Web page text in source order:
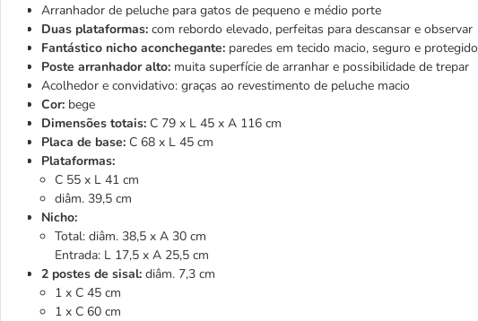
Arranhador de peluche para gatos de pequeno e médio porte
Duas plataformas: com rebordo elevado, perfeitas para descansar e observar
Fantástico nicho aconchegante: paredes em tecido macio, seguro e protegido
Poste arranhador alto: muita superfície de arranhar e possibilidade de trepar
Acolhedor e convidativo: graças ao revestimento de peluche macio
Cor: bege
Dimensões totais: C 79 x L 45 x A 116 cm
Placa de base: C 68 x L 45 cm
Plataformas:
C 55 x L 41 cm
diâm. 39,5 cm
Nicho:
Total: diâm. 38,5 x A 30 cm
Entrada: L 17,5 x A 25,5 cm
2 postes de sisal: diâm. 7,3 cm
1 x C 45 cm
1 x C 60 cm